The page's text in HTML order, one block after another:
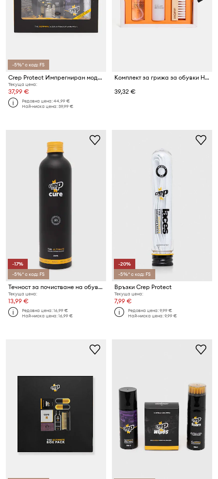
-5%* с код: FS
Crep Protect Импрегниран модел CP036
Текуща цена:
37,99 €
Редовна цена:44,99 €
Най-ниска цена:39,99 €
Комплект за грижа за обувки Hoff CLEANING SPRAY
39,32 €
-17%
-5%* с код: FS
Течност за почистване на обувки Crep Protect Refill
Текуща цена:
13,99 €
Редовна цена:16,99 €
Най-ниска цена:16,99 €
-20%
-5%* с код: FS
Връзки Crep Protect
Текуща цена:
7,99 €
Редовна цена:9,99 €
Най-ниска цена:9,99 €